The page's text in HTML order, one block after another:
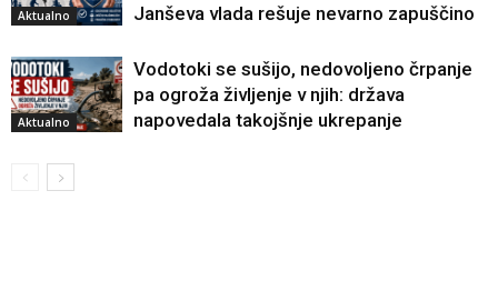
Aktualno
Janševa vlada rešuje nevarno zapuščino
Aktualno
Vodotoki se sušijo, nedovoljeno črpanje
pa ogroža življenje v njih: država
napovedala takojšnje ukrepanje